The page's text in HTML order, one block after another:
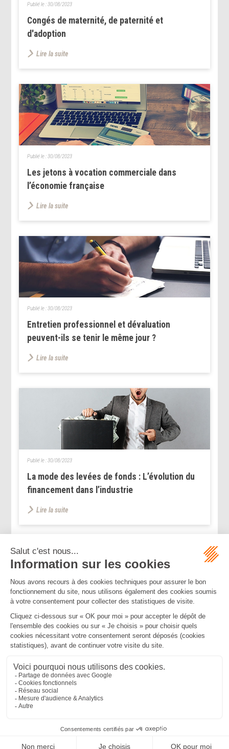
Congés de maternité, de paternité et
d'adoption
Publié le :30/08/2023
Lire la suite
Les jetons à vocation commerciale dans
l’économie française
Publié le :30/08/2023
Lire la suite
Entretien professionnel et dévaluation
peuvent-ils se tenir le même jour ?
Publié le :30/08/2023
Lire la suite
La mode des levées de fonds : L’évolution du
financement dans l’industrie
Publié le :30/08/2023
Lire la suite
<< < ... 188
>>
Mentions légalesPolitique de confidentialitéPolitique de cookies
Plan du site
MBA ET ASSOCIÉS
235 Rue Helene Boucher, 34170 CASTELNAU LE LEZ
Bureau secondaire à Cannes
SEPTEO DIGITAL & SERVICES © 2022